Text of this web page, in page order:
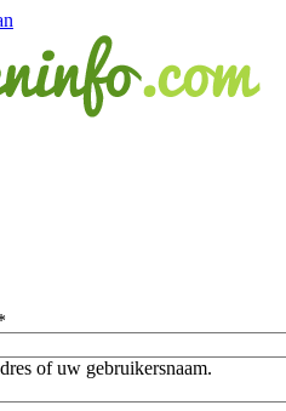
of uw gebruikersnaam.